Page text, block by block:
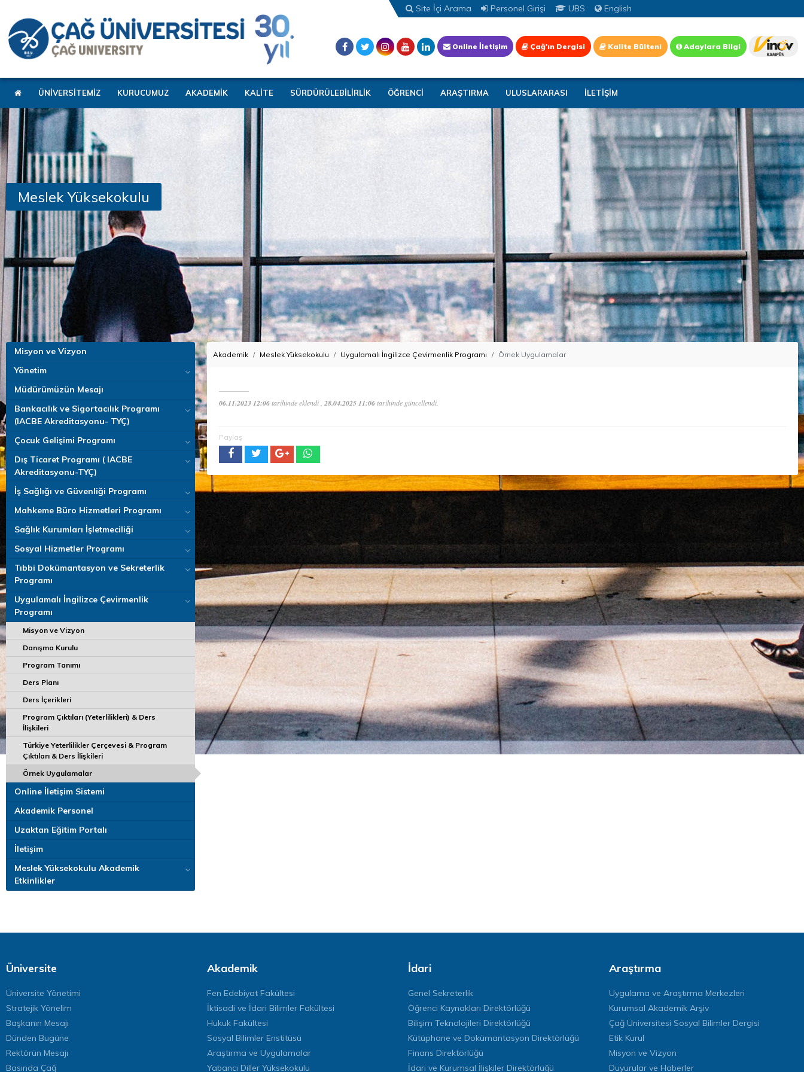
Site İçi Arama Personel Girişi UBS English
Online İletişim Çağ'ın Dergisi Kalite Bülteni Adaylara Bilgi
ÜNİVERSİTEMİZ KURUCUMUZ AKADEMİK KALİTE SÜRDÜRÜLEBİLİRLİK ÖĞRENCİ ARAŞTIRMA ULUSLARARASI İLETİŞİM
Meslek Yüksekokulu
Misyon ve Vizyon
Yönetim
Müdürümüzün Mesajı
Bankacılık ve Sigortacılık Programı
(IACBE Akreditasyonu- TYÇ)
Çocuk Gelişimi Programı
Dış Ticaret Programı ( IACBE
Akreditasyonu-TYÇ)
İş Sağlığı ve Güvenliği Programı
Mahkeme Büro Hizmetleri Programı
Sağlık Kurumları İşletmeciliği
Sosyal Hizmetler Programı
Tıbbi Dokümantasyon ve Sekreterlik
Programı
Uygulamalı İngilizce Çevirmenlik
Programı
Misyon ve Vizyon
Danışma Kurulu
Program Tanımı
Ders Planı
Ders İçerikleri
Program Çıktıları (Yeterlilikleri) & Ders
İlişkileri
Türkiye Yeterlilikler Çerçevesi & Program
Çıktıları & Ders İlişkileri
Örnek Uygulamalar
Online İletişim Sistemi
Akademik Personel
Uzaktan Eğitim Portalı
İletişim
Meslek Yüksekokulu Akademik
Etkinlikler
Akademik Meslek Yüksekokulu Uygulamalı İngilizce Çevirmenlik Programı Örnek Uygulamalar
06.11.2023 12:06tarihinde eklendi , 28.04.2025 11:06tarihinde güncellendi.
Paylaş
Üniversite
Üniversite Yönetimi
Stratejik Yönelim
Başkanın Mesajı
Dünden Bugüne
Rektörün Mesajı
Basında Çağ
Akademik
Fen Edebiyat Fakültesi
İktisadi ve İdari Bilimler Fakültesi
Hukuk Fakültesi
Sosyal Bilimler Enstitüsü
Araştırma ve Uygulamalar
Yabancı Diller Yüksekokulu
İdari
Genel Sekreterlik
Öğrenci Kaynakları Direktörlüğü
Bilişim Teknolojileri Direktörlüğü
Kütüphane ve Dokümantasyon Direktörlüğü
Finans Direktörlüğü
İdari ve Kurumsal İlişkiler Direktörlüğü
Araştırma
Uygulama ve Araştırma Merkezleri
Kurumsal Akademik Arşiv
Çağ Üniversitesi Sosyal Bilimler Dergisi
Etik Kurul
Misyon ve Vizyon
Duyurular ve Haberler